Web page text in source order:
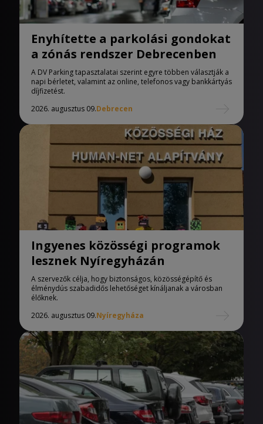
Enyhítette a parkolási gondokat
a zónás rendszer Debrecenben
A DV Parking tapasztalatai szerint egyre többen választják a
napi bérletet, valamint az online, telefonos vagy bankkártyás
díjfizetést.
2026. augusztus 09.Debrecen
Ingyenes közösségi programok
lesznek Nyíregyházán
A szervezők célja, hogy biztonságos, közösségépítő és
élménydús szabadidős lehetőséget kínáljanak a városban
élőknek.
2026. augusztus 09.Nyíregyháza